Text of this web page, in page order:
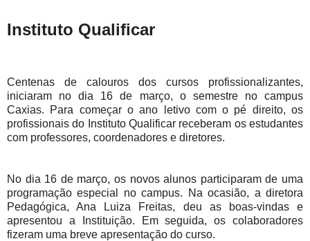
Instituto Qualificar
Centenas de calouros dos cursos profissionalizantes,
iniciaram no dia 16 de março, o semestre no campus
Caxias. Para começar o ano letivo com o pé direito, os
profissionais do Instituto Qualificar receberam os estudantes
com professores, coordenadores e diretores.
No dia 16 de março, os novos alunos participaram de uma
programação especial no campus. Na ocasião, a diretora
Pedagógica, Ana Luiza Freitas, deu as boas-vindas e
apresentou a Instituição. Em seguida, os colaboradores
fizeram uma breve apresentação do curso.